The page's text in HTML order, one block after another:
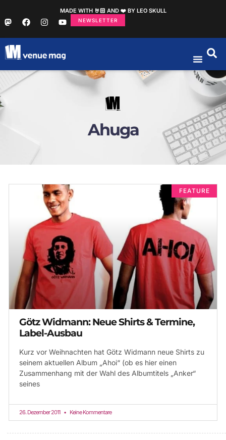
MADE WITH 🤘🏻 AND ❤️ BY LEO SKULL
NEWSLETTER
Ahuga
FEATURE
Götz Widmann: Neue Shirts & Termine,
Label-Ausbau
Kurz vor Weihnachten hat Götz Widmann neue Shirts zu
seinem aktuellen Album „Ahoi“ (ob es hier einen
Zusammenhang mit der Wahl des Albumtitels „Anker“
seines
26. Dezember 2011 Keine Kommentare